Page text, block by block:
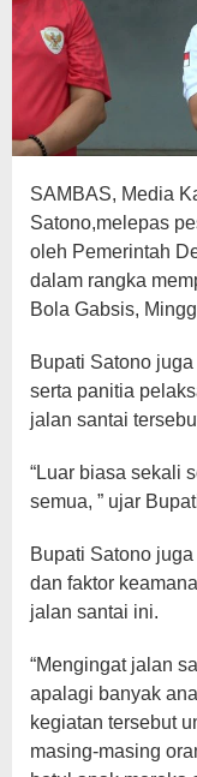
SAMBAS, Media
Satono,melepas
oleh Pemerintah
dalam rangka
Bola Gabsis,
Bupati Satono
serta panitia
jalan santai
“Luar biasa sekali
semua, ” ujar
Bupati Satono
dan faktor
jalan santai ini.
“Mengingat jalan
apalagi banyak
kegiatan tersebut
masing-masing